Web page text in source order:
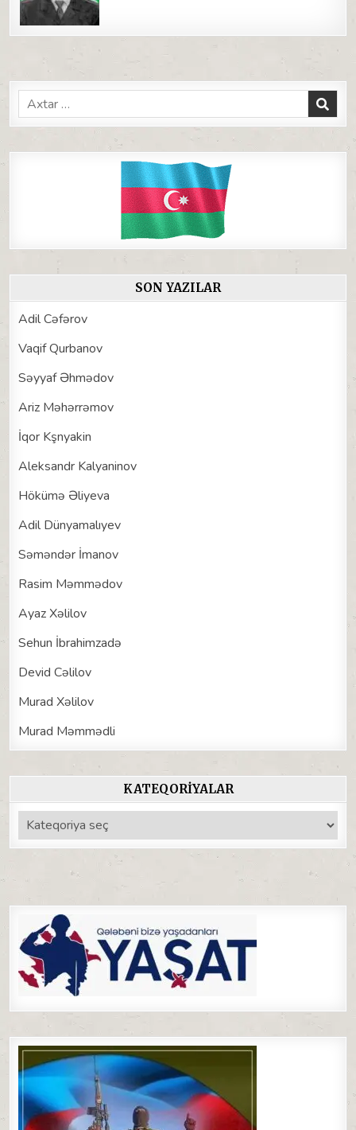
Search
for:
SON YAZILAR
Adil Cəfərov
Vaqif Qurbanov
Səyyaf Əhmədov
Ariz Məhərrəmov
İqor Kşnyakin
Aleksandr Kalyaninov
Hökümə Əliyeva
Adil Dünyamalıyev
Səməndər İmanov
Rasim Məmmədov
Ayaz Xəlilov
Sehun İbrahimzadə
Devid Cəlilov
Murad Xəlilov
Murad Məmmədli
KATEQORIYALAR
Kateqoriyalar